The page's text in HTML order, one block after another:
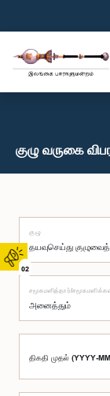
02
குழு வருகை
குழு
சமூகமளித்தார்/
திகதி முதல் (YYYY-